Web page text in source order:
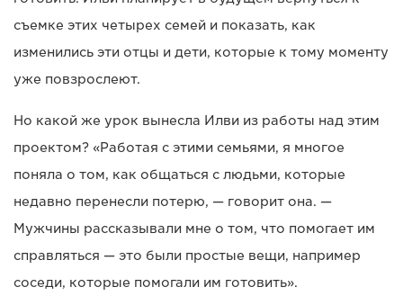
съемке этих четырех семей и показать, как
изменились эти отцы и дети, которые к тому моменту
уже повзрослеют.
Но какой же урок вынесла Илви из работы над этим
проектом? «Работая с этими семьями, я многое
поняла о том, как общаться с людьми, которые
недавно перенесли потерю, — говорит она. —
Мужчины рассказывали мне о том, что помогает им
справляться — это были простые вещи, например
соседи, которые помогали им готовить».